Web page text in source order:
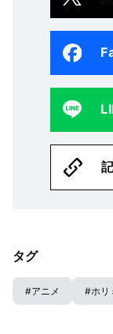
タグ
#アニメ #ホ